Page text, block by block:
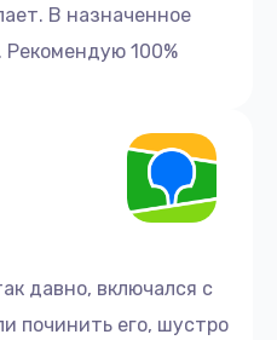
В назначенное
Рекомендую 100%
давно, включался с
починить его, шустро